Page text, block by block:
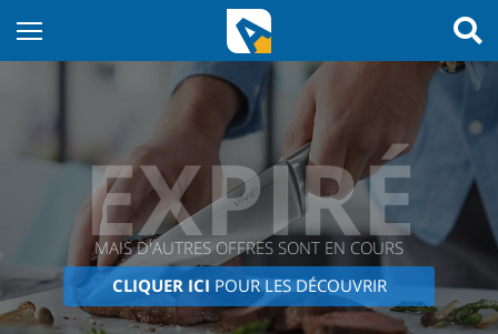
EXPIRÉ
MAIS D'AUTRES OFFRES SONT EN COURS
CLIQUER ICI POUR LES DÉCOUVRIR